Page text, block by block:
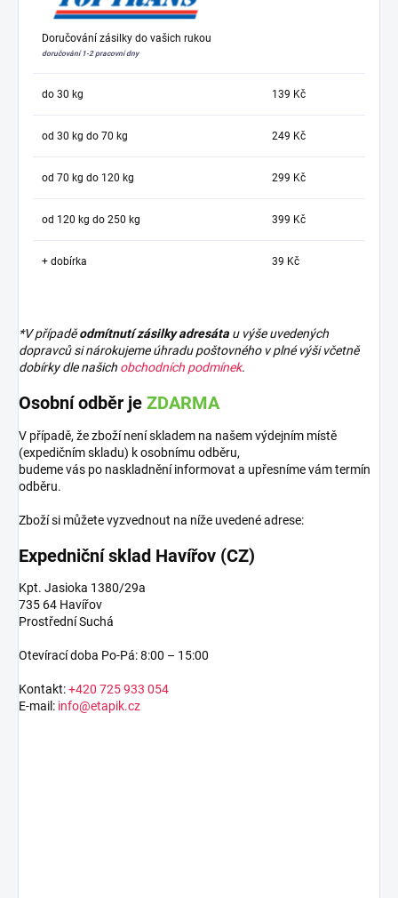
Doručování zásilky do vašich rukou
doručování 1-2 pracovní dny
do 30 kg 139 Kč
od 30 kg do 70 kg 249 Kč
od 70 kg do 120 kg 299 Kč
od 120 kg do 250 kg 399 Kč
+ dobírka 39 Kč
*V případěodmítnutí zásilky adresáta u výše uvedených
dopravců si nárokujeme úhradu poštovného v plné výši včetně
dobírky dle našich obchodních podmínek.
Osobní odběr je ZDARMA
V případě, že zboží není skladem na našem výdejním místě
(expedičním skladu) k osobnímu odběru,
budeme vás po naskladnění informovat a upřesníme vám termín
odběru.
Zboží si můžete vyzvednout na níže uvedené adrese:
Expedniční sklad Havířov (CZ)
Kpt. Jasioka 1380/29a
735 64 Havířov
Prostřední Suchá
Otevírací doba Po-Pá: 8:00 – 15:00
Kontakt:+420 725 933 054
E-mail: info@etapik.cz